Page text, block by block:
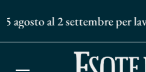
agosto al 2 settembre per